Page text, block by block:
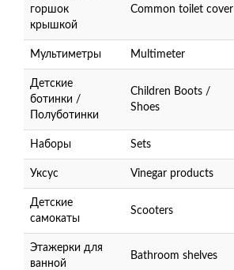
горшок
крышкой
Common toilet cover
Мультиметры Multimeter
Детские
ботинки /
Полуботинки
Children Boots /
Shoes
Наборы Sets
Уксус Vinegar products
Детские
самокаты
Scooters
Этажерки для
ванной
Bathroom shelves